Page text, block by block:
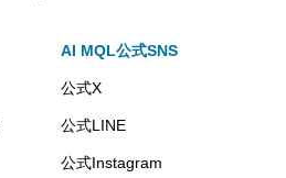
AI MQL公式SNS
公式X
公式LINE
公式Instagram